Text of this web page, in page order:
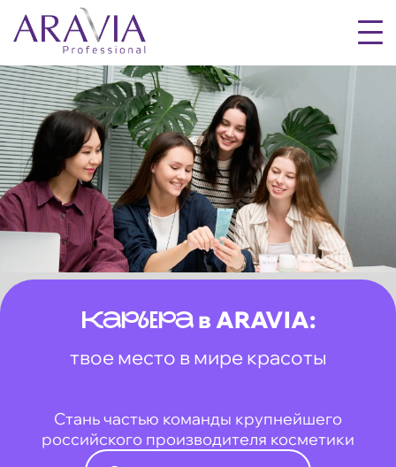
Карьера в ARAVIA:
твое место в мире красоты
Стань частью команды крупнейшего
российского производителя косметики